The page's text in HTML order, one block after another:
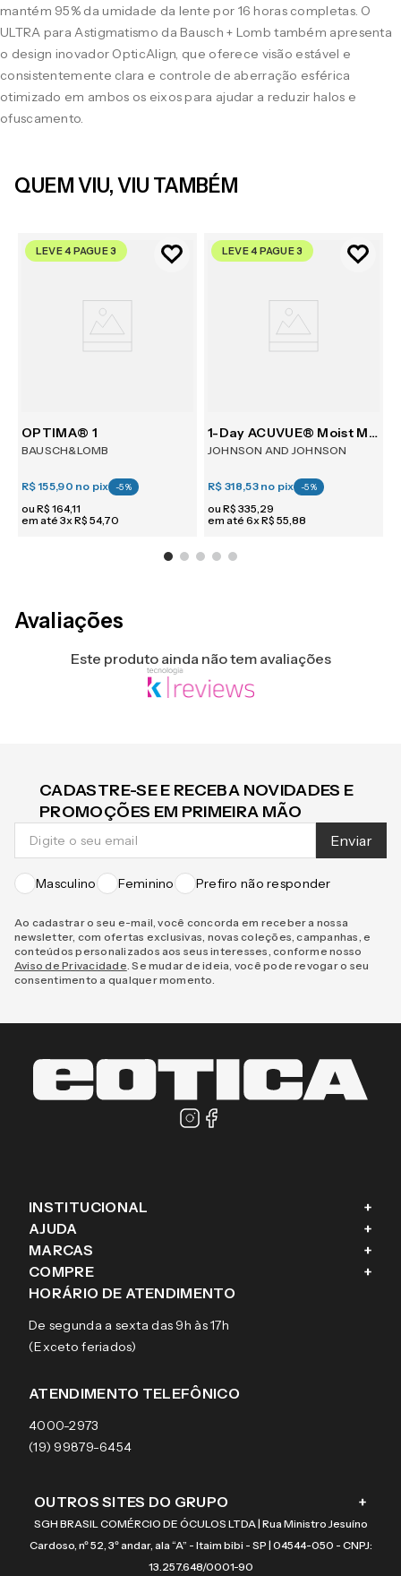
mantém 95% da umidade da lente por 16 horas completas. O
ULTRA para Astigmatismo da Bausch + Lomb também apresenta
o design inovador OpticAlign, que oferece visão estável e
consistentemente clara e controle de aberração esférica
otimizado em ambos os eixos para ajudar a reduzir halos e
ofuscamento.
QUEM VIU, VIU TAMBÉM
LEVE 4 PAGUE 3
OPTIMA® 1
BAUSCH&LOMB
R$ 155,90 no pix -5%
ou R$ 164,11
em até 3xR$ 54,70
LEVE 4 PAGUE 3
1-Day ACUVUE® Moist Multifocal 30
JOHNSON AND JOHNSON
R$ 318,53 no pix -5%
ou R$ 335,29
em até 6xR$ 55,88
Avaliações
Este produto ainda não tem avaliações
CADASTRE-SE E RECEBA NOVIDADES E
PROMOÇÕES EM PRIMEIRA MÃO
Enviar
Masculino Feminino Prefiro não responder
Ao cadastrar o seu e-mail, você concorda em receber a nossa
newsletter, com ofertas exclusivas, novas coleções, campanhas, e
conteúdos personalizados aos seus interesses, conforme nosso
Aviso de Privacidade . Se mudar de ideia, você pode revogar o seu
consentimento a qualquer momento.
INSTITUCIONAL +
Fale conosco
Blog
Sobre a eÓtica
Aviso de privacidade
Termos e condições de uso
AJUDA +
Como comprar
Trocas e Devoluções
Pagamentos
Garantias
MARCAS +
Ray-Ban
Tecnol
Arnette
Burberry
COMPRE +
Óculos de sol
Lentes de contato
HORÁRIO DE ATENDIMENTO
De segunda a sexta das 9h às 17h
(Exceto feriados)
ATENDIMENTO TELEFÔNICO
4000-2973
(19) 99879-6454
OUTROS SITES DO GRUPO +
SGH BRASIL COMÉRCIO DE ÓCULOS LTDA | Rua Ministro Jesuíno
Cardoso, nº 52, 3º andar, ala “A” - Itaim bibi - SP | 04544-050 - CNPJ:
13.257.648/0001-90